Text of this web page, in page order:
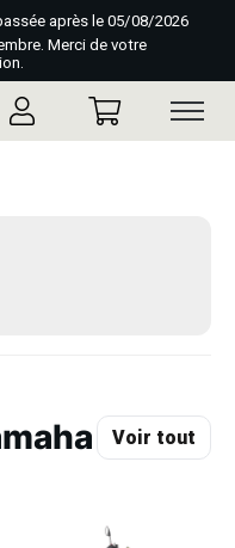
après le 05/08/2026
Merci de votre
Voir tout